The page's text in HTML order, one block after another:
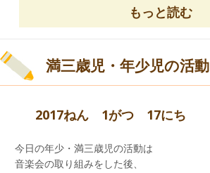
絵本の世界に引き込まれた
心温まる一日でした。
寒い日が続いています。
週末、体調を崩さないように
もっと読む
満三歳児・年少児の活動
2017ねん 1がつ 17にち
今日の年少・満三歳児の活動は
音楽会の取り組みをした後、